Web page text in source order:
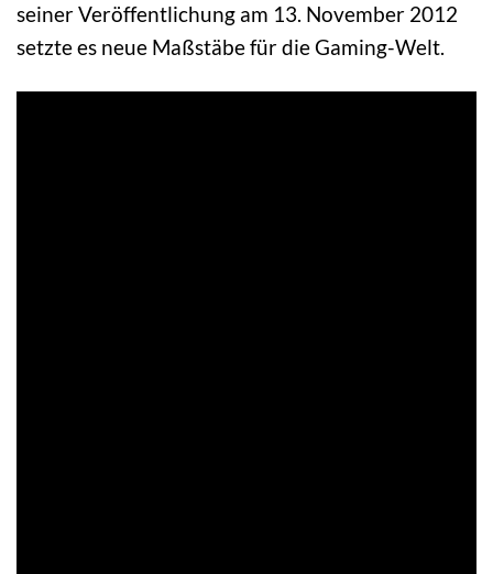
seiner Veröffentlichung am 13. November 2012
setzte es neue Maßstäbe für die Gaming-Welt.